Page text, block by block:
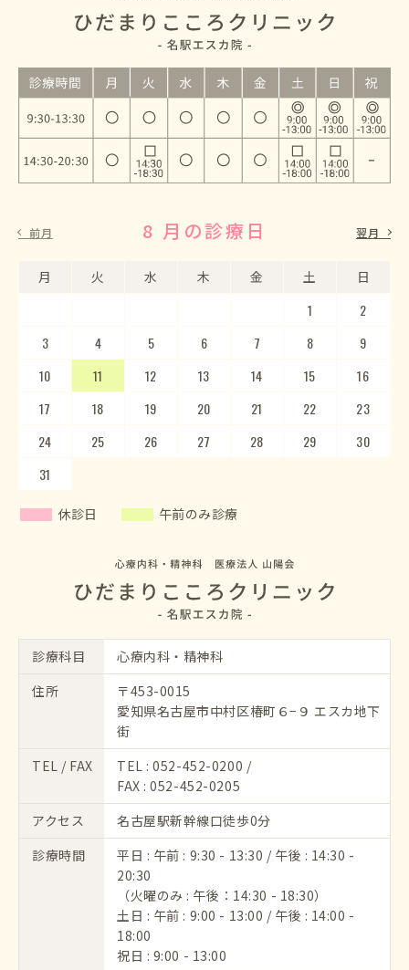
前月 8 月の診療日
月 火 水 木 金 土 日
1
2
3
4 5 6 7 8
9
10
11 12 13 14 15
16
17
18 19 20 21 22
23
24
25 26 27 28 29
30
31
9 月の診療日
月 火 水 木 金 土 日
5
6
7
8 9 10 11 12
13
14
15 16 17 18 19
20
21
22 23 24 25 26
27
28
29 30
翌月
休診日 午前のみ診療
診療科目
心療内科・精神科
住所
〒453-0015
愛知県名古屋市中村区椿町６−９ エスカ地下
街
TEL / FAX
TEL :052-452-0200 /
FAX : 052-452-0205
アクセス
名古屋駅新幹線口徒歩0分
診療時間
平日 : 午前 : 9:30 - 13:30 / 午後 : 14:30 -
20:30
（火曜のみ : 午後：14:30 - 18:30）
土日 : 午前 : 9:00 - 13:00 / 午後 : 14:00 -
18:00
祝日 : 9:00 - 13:00